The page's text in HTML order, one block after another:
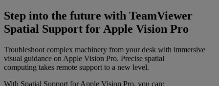
Step into the future with TeamViewer
Spatial Support for Apple Vision Pro
Troubleshoot complex machinery from your desk with immersive
visual guidance on Apple Vision Pro. Precise spatial
computing takes remote support to a new level.
With Spatial Support for Apple Vision Pro, you can: